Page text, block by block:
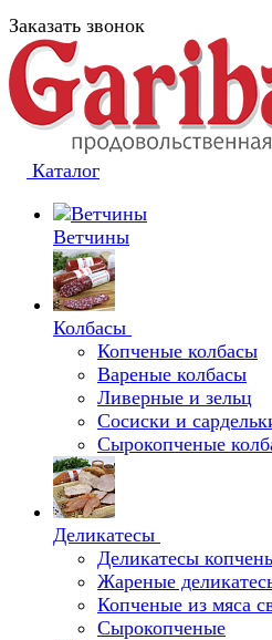
Заказать звонок
Каталог
Ветчины
Колбасы
Копченые колбасы
Вареные колбасы
Ливерные и зельц
Сосиски и
Сырокопченые
Деликатесы
Деликатесы
Жареные
Копченые из мяса
Сырокопченые